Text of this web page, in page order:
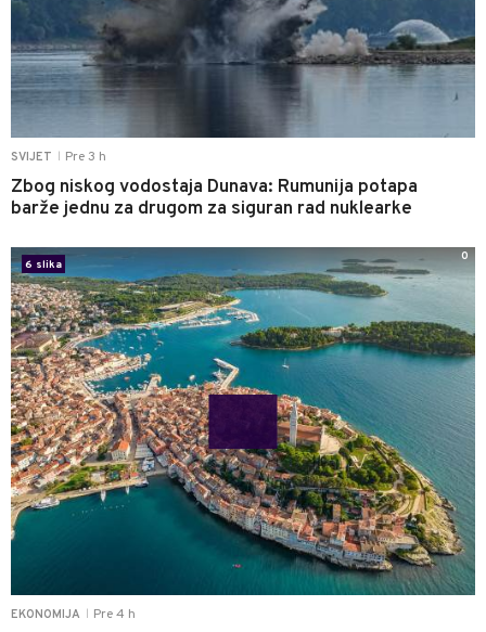
SVIJET Pre 3 h
Zbog niskog vodostaja Dunava: Rumunija potapa
barže jednu za drugom za siguran rad nuklearke
EKONOMIJA Pre 4 h
6 slika
0